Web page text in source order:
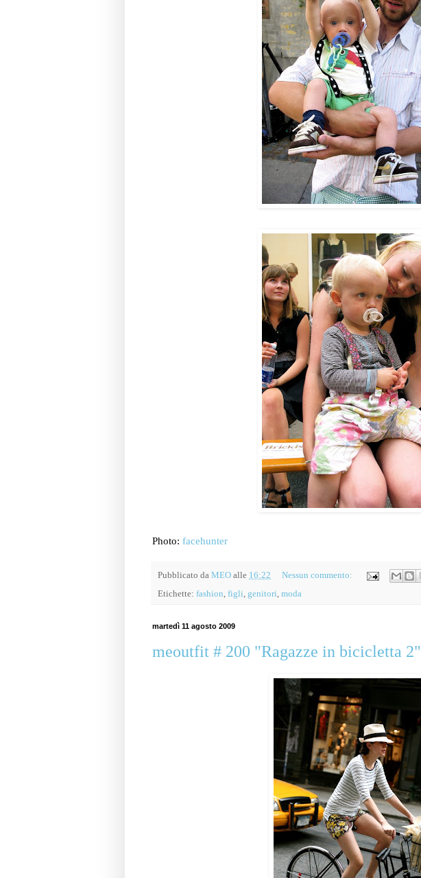
Photo: facehunter
Pubblicato da MEO alle 16:22
Nessun commento:
Etichette: fashion, figli, genitori, moda
martedì 11 agosto 2009
meoutfit # 200 "Ragazze in bicicletta 2"